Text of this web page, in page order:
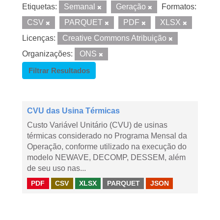
Etiquetas: Semanal Geração
Formatos:
CSV
PARQUET PDF
XLSX
Licenças:
Creative Commons Atribuição
Organizações:
ONS
Filtrar Resultados
CVU das Usina Térmicas
Custo Variável Unitário (CVU) de usinas
térmicas considerado no Programa Mensal da
Operação, conforme utilizado na execução do
modelo NEWAVE, DECOMP, DESSEM, além
de seu uso nas...
PDF CSV XLSX PARQUET JSON